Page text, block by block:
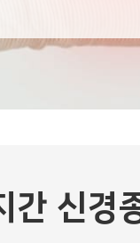
간 신경